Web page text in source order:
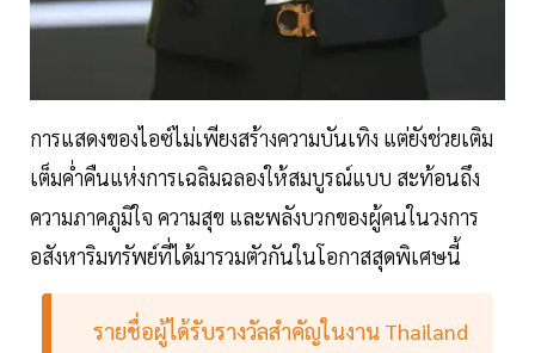
การแสดงของไอซ์ไม่เพียงสร้างความบันเทิง แต่ยังช่วยเติม
เต็มค่ำคืนแห่งการเฉลิมฉลองให้สมบูรณ์แบบ สะท้อนถึง
ความภาคภูมิใจ ความสุข และพลังบวกของผู้คนในวงการ
อสังหาริมทรัพย์ที่ได้มารวมตัวกันในโอกาสสุดพิเศษนี้
รายชื่อผู้ได้รับรางวัลสำคัญในงาน Thailand